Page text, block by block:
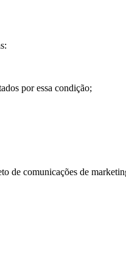
por essa condição;
de comunicações de